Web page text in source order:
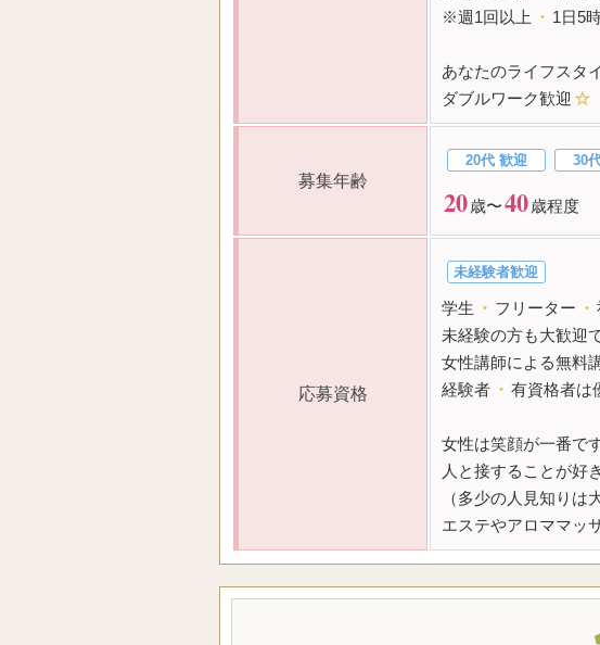
※週1回以上 ・ 1日5
あなたのライフスタ
ダブルワーク歓迎 ☆
募集年齢
20代 歓迎 30
20歳〜40歳程度
応募資格
未経験者歓迎
学生 ・ フリーター ・
未経験の方も大歓迎
女性講師による無料
経験者 ・ 有資格者は
女性は笑顔が一番で
人と接することが好
（多少の人見知りは
エステやアロママッ